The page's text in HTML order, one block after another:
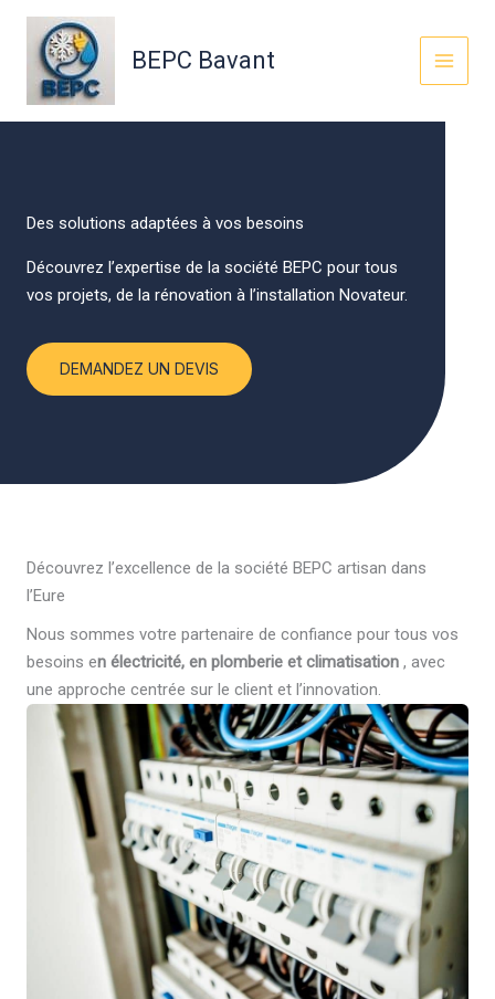
Aller
contenu
BEPC Bavant
Des solutions adaptées à vos besoins
Découvrez l’expertise de la société BEPC pour tous
vos projets, de la rénovation à l’installation Novateur.
DEMANDEZ UN DEVIS
Découvrez l’excellence de la société BEPC artisan dans
l’Eure
Nous sommes votre partenaire de confiance pour tous vos
besoins en électricité, en plomberie et climatisation , avec
une approche centrée sur le client et l’innovation.